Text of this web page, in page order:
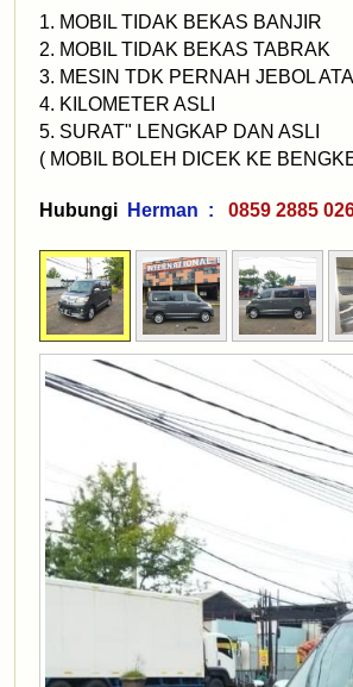
1. MOBIL TIDAK BEKAS BANJIR
2. MOBIL TIDAK BEKAS TABRAK
3. MESIN TDK PERNAH JEBOL
4. KILOMETER ASLI
5. SURAT" LENGKAP DAN ASLI
( MOBIL BOLEH DICEK KE
Hubungi Herman : 0859 2885